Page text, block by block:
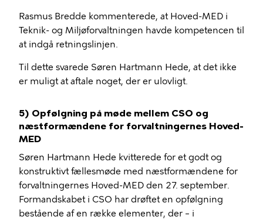
Rasmus Bredde kommenterede, at Hoved-MED i
Teknik- og Miljøforvaltningen havde kompetencen til
at indgå retningslinjen.
Til dette svarede Søren Hartmann Hede, at det ikke
er muligt at aftale noget, der er ulovligt.
5) Opfølgning på møde mellem CSO og
næstformændene for forvaltningernes Hoved-
MED
Søren Hartmann Hede kvitterede for et godt og
konstruktivt fællesmøde med næstformændene for
forvaltningernes Hoved-MED den 27. september.
Formandskabet i CSO har drøftet en opfølgning
bestående af en række elementer, der – i